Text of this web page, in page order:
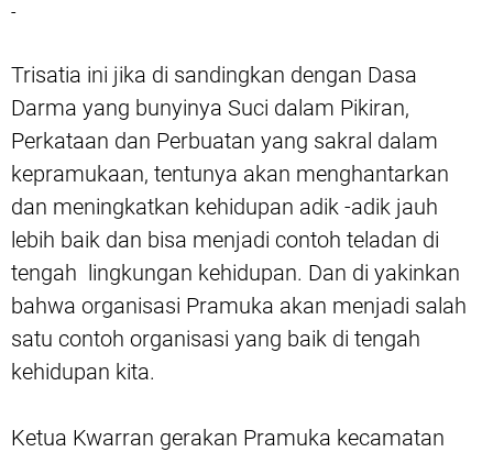
-
Trisatia ini jika di sandingkan dengan Dasa
Darma yang bunyinya Suci dalam Pikiran,
Perkataan dan Perbuatan yang sakral dalam
kepramukaan, tentunya akan menghantarkan
dan meningkatkan kehidupan adik -adik jauh
lebih baik dan bisa menjadi contoh teladan di
tengah lingkungan kehidupan. Dan di yakinkan
bahwa organisasi Pramuka akan menjadi salah
satu contoh organisasi yang baik di tengah
kehidupan kita.
Ketua Kwarran gerakan Pramuka kecamatan